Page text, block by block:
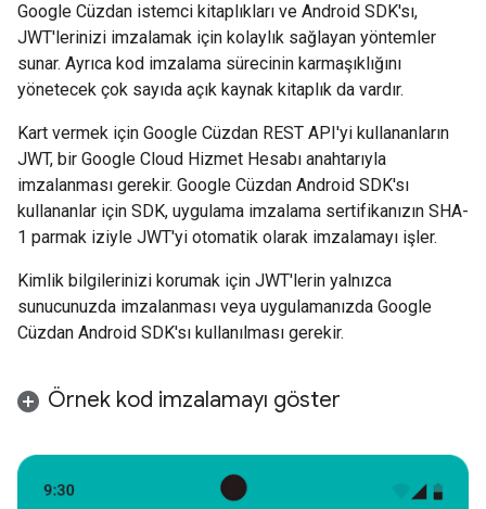
Google Cüzdan istemci kitaplıkları ve Android SDK'sı,
JWT'lerinizi imzalamak için kolaylık sağlayan yöntemler
sunar. Ayrıca kod imzalama sürecinin karmaşıklığını
yönetecek çok sayıda açık kaynak kitaplık da vardır.
Kart vermek için Google Cüzdan REST API'yi kullananların
JWT, bir Google Cloud Hizmet Hesabı anahtarıyla
imzalanması gerekir. Google Cüzdan Android SDK'sı
kullananlar için SDK, uygulama imzalama sertifikanızın SHA-
1 parmak iziyle JWT'yi otomatik olarak imzalamayı işler.
Kimlik bilgilerinizi korumak için JWT'lerin yalnızca
sunucunuzda imzalanması veya uygulamanızda Google
Cüzdan Android SDK'sı kullanılması gerekir.
Örnek kod imzalamayı göster